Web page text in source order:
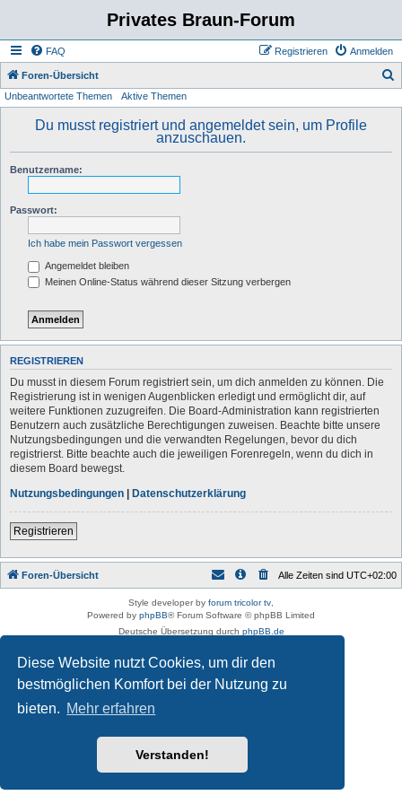
Diese Website nutzt Cookies, um dir den
bestmöglichen Komfort bei der Nutzung zu
bieten. Mehr erfahren
Verstanden!
Privates Braun-Forum
FAQ Anmelden
Registrieren
Foren-Übersicht
Unbeantwortete Themen Aktive Themen
Du musst registriert und angemeldet sein, um Profile
anzuschauen.
Benutzername:
Passwort:
Ich habe mein Passwort vergessen
Angemeldet bleiben
Meinen Online-Status während dieser Sitzung verbergen
REGISTRIEREN
Du musst in diesem Forum registriert sein, um dich anmelden zu können. Die
Registrierung ist in wenigen Augenblicken erledigt und ermöglicht dir, auf
weitere Funktionen zuzugreifen. Die Board-Administration kann registrierten
Benutzern auch zusätzliche Berechtigungen zuweisen. Beachte bitte unsere
Nutzungsbedingungen und die verwandten Regelungen, bevor du dich
registrierst. Bitte beachte auch die jeweiligen Forenregeln, wenn du dich in
diesem Board bewegst.
Nutzungsbedingungen | Datenschutzerklärung
Registrieren
Foren-Übersicht Alle Zeiten sind UTC+02:00
Style developer by forum tricolor tv
Powered by phpBB® Forum Software © phpBB Limited
Deutsche Übersetzung durch phpBB.de